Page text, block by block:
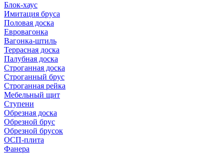
Блок-хаус
Имитация бруса
Половая доска
Евровагонка
Вагонка-штиль
Террасная доска
Палубная доска
Строганная доска
Строганный брус
Строганная рейка
Мебельный щит
Ступени
Обрезная доска
Обрезной брус
Обрезной брусок
ОСП-плита
Фанера